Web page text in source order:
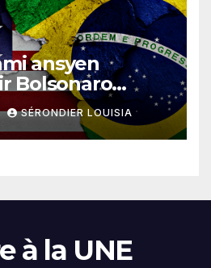
ansyen
Bolsonaro
ogmante taks
Brezil ap
SÉRONDIER LOUISIA
à la UNE